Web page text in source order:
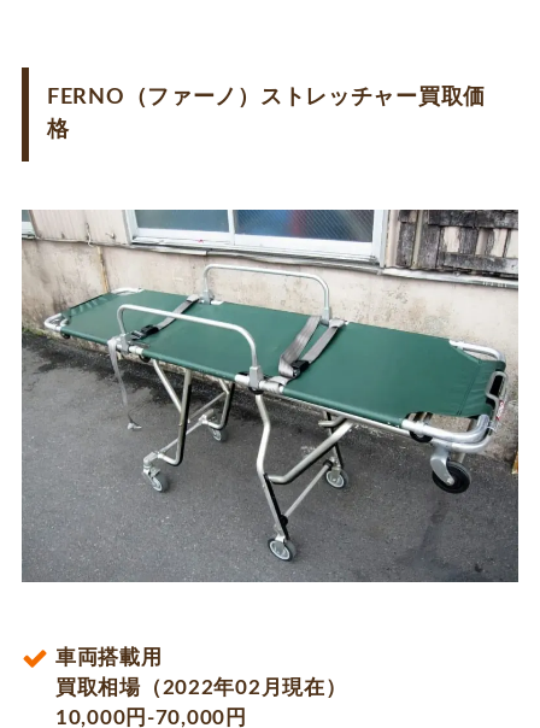
FERNO（ファーノ）ストレッチャー買取価
格
車両搭載用
買取相場（2022年02月現在）
10,000円-70,000円